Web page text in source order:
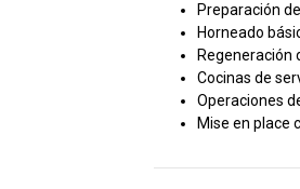
Preparación
Horneado
Regeneración
Cocinas de
Operaciones
Mise en place